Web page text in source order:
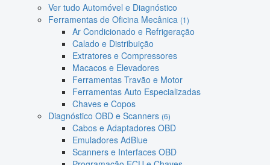
Ver tudo Automóvel e Diagnóstico
Ferramentas de Oficina Mecânica (1)
Ar Condicionado e Refrigeração
Calado e Distribuição
Extratores e Compressores
Macacos e Elevadores
Ferramentas Travão e Motor
Ferramentas Auto Especializadas
Chaves e Copos
Diagnóstico OBD e Scanners (6)
Cabos e Adaptadores OBD
Emuladores AdBlue
Scanners e Interfaces OBD